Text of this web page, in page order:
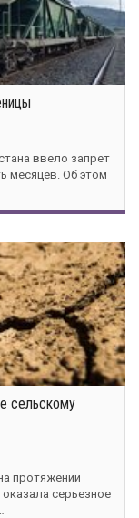
ввело запрет
месяцев. Об этом
сельскому
протяжении
серьезное